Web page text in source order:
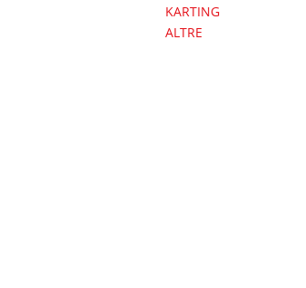
KARTING
ALTRE